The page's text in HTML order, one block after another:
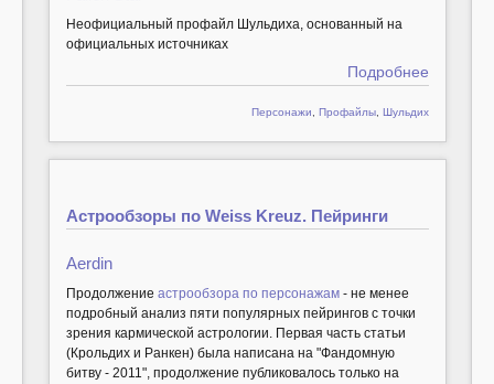
Неофициальный профайл Шульдиха, основанный на
официальных источниках
Подробнее
Персонажи, Профайлы, Шульдих
Астрообзоры по Weiss Kreuz. Пейринги
Aerdin
Продолжение астрообзора по персонажам - не менее
подробный анализ пяти популярных пейрингов с точки
зрения кармической астрологии. Первая часть статьи
(Крольдих и Ранкен) была написана на "Фандомную
битву - 2011", продолжение публиковалось только на